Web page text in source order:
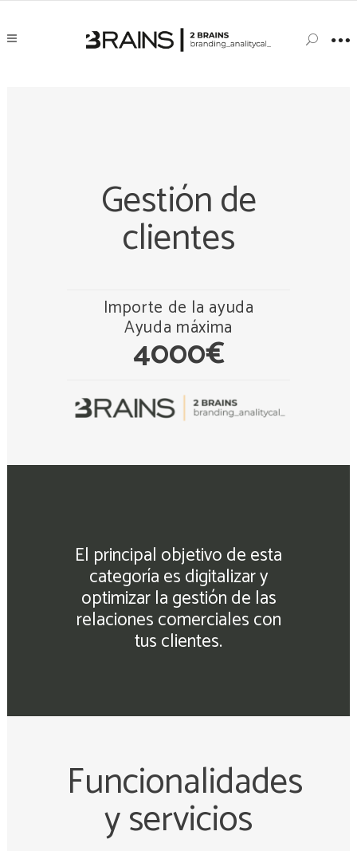
Gestión de
clientes
Importe de la ayuda
Ayuda máxima
4000€
El principal objetivo de esta
categoría es digitalizar y
optimizar la gestión de las
relaciones comerciales con
tus clientes.
Funcionalidades
y servicios